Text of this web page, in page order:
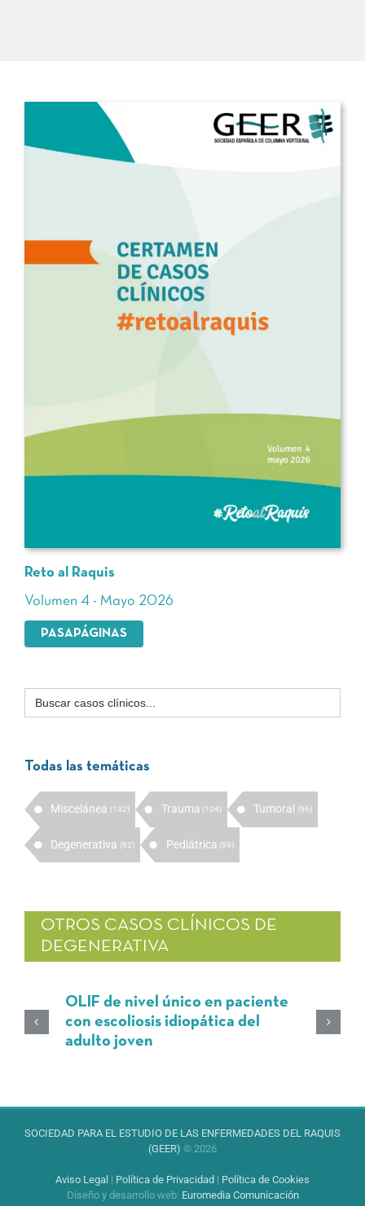
Reto al Raquis
Volumen 4 - Mayo 2026
PASAPÁGINAS
Buscar:
Todas las temáticas
Miscelánea (132) Trauma (104) Tumoral (96)
Degenerativa (82) Pediátrica (59)
OTROS CASOS CLÍNICOS DE
DEGENERATIVA
OLIF de nivel único en paciente
con escoliosis idiopática del
adulto joven
SOCIEDAD PARA EL ESTUDIO DE LAS ENFERMEDADES DEL RAQUIS
(GEER) © 2026
Aviso Legal | Política de Privacidad | Política de Cookies
Diseño y desarrollo web: Euromedia Comunicación